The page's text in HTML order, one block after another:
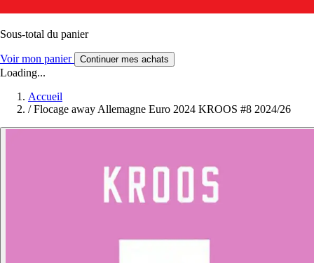
Sous-total du panier
Voir mon panier Continuer mes achats
Loading...
Accueil
/ Flocage away Allemagne Euro 2024 KROOS #8 2024/26